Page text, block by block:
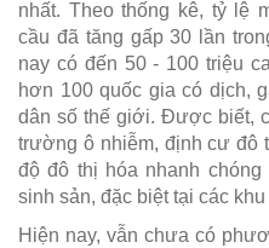
nhất. Theo thống kê, tỷ lệ
cầu đã tăng gấp 30 lần
nay có đến 50 - 100 triệu
hơn 100 quốc gia có dịch,
dân số thế giới. Được biết,
trường ô nhiễm, định cư đô
độ đô thị hóa nhanh
sinh sản, đặc biệt tại các
Hiện nay, vẫn chưa có